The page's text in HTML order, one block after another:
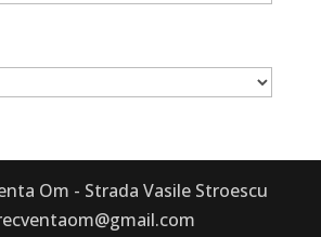
Om - Strada Vasile Stroescu